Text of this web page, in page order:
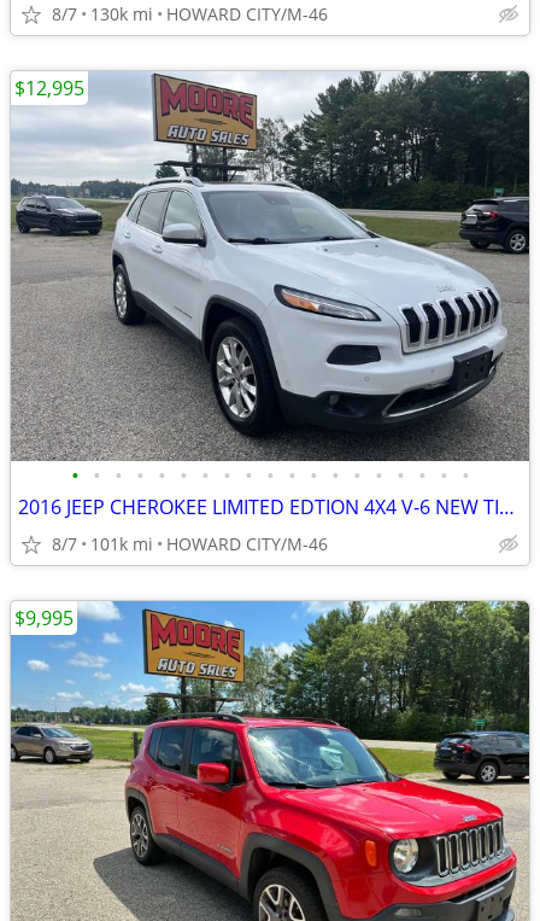
8/7 130k mi HOWARD CITY/M-46
• • • • • • • • • • • • • • • • • • •
2016 JEEP CHEROKEE LIMITED EDTION 4X4 V-6 NEW TIRES LOW MILES
8/7 101k mi HOWARD CITY/M-46
$12,995
$9,995